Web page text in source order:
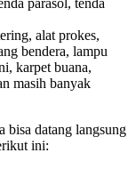
alat prokes,
bendera, lampu
karpet buana,
masih banyak
bisa datang langsung
ini: